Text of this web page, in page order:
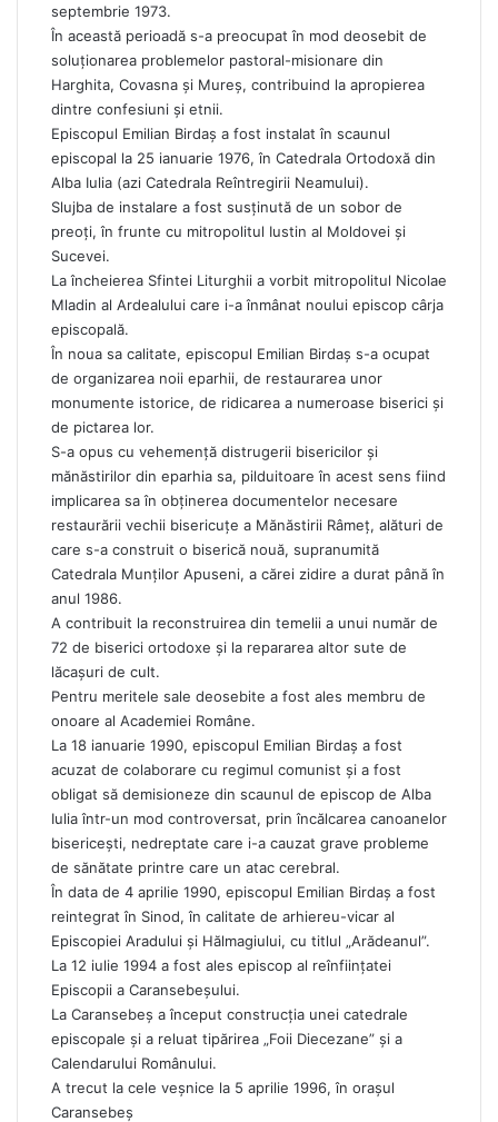
septembrie 1973.
În această perioadă s-a preocupat în mod deosebit de
soluționarea problemelor pastoral-misionare din
Harghita, Covasna și Mureș, contribuind la apropierea
dintre confesiuni și etnii.
Episcopul Emilian Birdaș a fost instalat în scaunul
episcopal la 25 ianuarie 1976, în Catedrala Ortodoxă din
Alba Iulia (azi Catedrala Reîntregirii Neamului).
Slujba de instalare a fost susținută de un sobor de
preoți, în frunte cu mitropolitul Iustin al Moldovei și
Sucevei.
La încheierea Sfintei Liturghii a vorbit mitropolitul Nicolae
Mladin al Ardealului care i-a înmânat noului episcop cârja
episcopală.
În noua sa calitate, episcopul Emilian Birdaș s-a ocupat
de organizarea noii eparhii, de restaurarea unor
monumente istorice, de ridicarea a numeroase biserici și
de pictarea lor.
S-a opus cu vehemență distrugerii bisericilor și
mănăstirilor din eparhia sa, pilduitoare în acest sens fiind
implicarea sa în obținerea documentelor necesare
restaurării vechii bisericuțe a Mănăstirii Râmeț, alături de
care s-a construit o biserică nouă, supranumită
Catedrala Munților Apuseni, a cărei zidire a durat până în
anul 1986.
A contribuit la reconstruirea din temelii a unui număr de
72 de biserici ortodoxe și la repararea altor sute de
lăcașuri de cult.
Pentru meritele sale deosebite a fost ales membru de
onoare al Academiei Române.
La 18 ianuarie 1990, episcopul Emilian Birdaș a fost
acuzat de colaborare cu regimul comunist și a fost
obligat să demisioneze din scaunul de episcop de Alba
Iulia într-un mod controversat, prin încălcarea canoanelor
bisericești, nedreptate care i-a cauzat grave probleme
de sănătate printre care un atac cerebral.
În data de 4 aprilie 1990, episcopul Emilian Birdaș a fost
reintegrat în Sinod, în calitate de arhiereu-vicar al
Episcopiei Aradului și Hălmagiului, cu titlul „Arădeanul”.
La 12 iulie 1994 a fost ales episcop al reînființatei
Episcopii a Caransebeșului.
La Caransebeș a început construcția unei catedrale
episcopale și a reluat tipărirea „Foii Diecezane” și a
Calendarului Românului.
A trecut la cele veșnice la 5 aprilie 1996, în orașul
Caransebeș